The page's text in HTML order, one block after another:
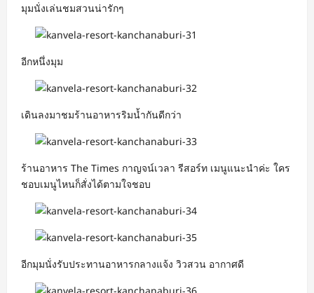
มุมนั่งเล่นชมสวนน่ารักๆ
อีกหนึ่งมุม
เดินลงมาชมร้านอาหารริมน้ำกันดีกว่า
ร้านอาหาร The Times กาญจน์เวลา รีสอร์ท เมนูแนะนำค่ะ ใคร
ชอบเมนูไหนก็สั่งได้ตามใจชอบ
อีกมุมนั่งรับประทานอาหารกลางแจ้ง วิวสวน อากาศดี